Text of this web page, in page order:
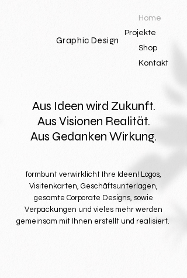
Graphic Design
Home
Projekte
Shop
Kontakt
Aus Ideen wird Zukunft.
Aus Visionen Realität.
Aus Gedanken Wirkung.
formbunt verwirklicht Ihre Ideen! Logos,
Visitenkarten, Geschäftsunterlagen,
gesamte Corporate Designs, sowie
Verpackungen und vieles mehr werden
gemeinsam mit Ihnen erstellt und realisiert.